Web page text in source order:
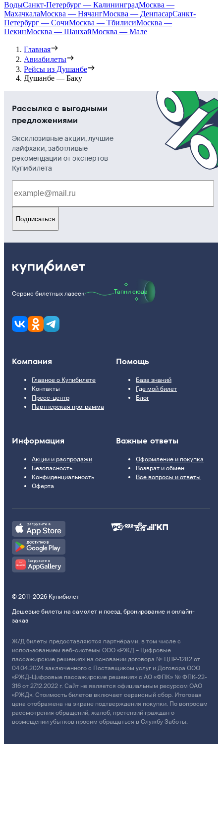
ВодыСанкт-Петербург — КалининградМосква —
МахачкалаМосква — НячангМосква — ДенпасарСанкт-
Петербург — СочиМосква — ТбилисиМосква —
ПекинМосква — ШанхайМосква — Мале
Главная
Авиабилеты
Рейсы из Душанбе
Душанбе — Баку
Рассылка с выгодными
предложениями
Эксклюзивные акции, лучшие
лайфхаки, заботливые
рекомендации от экспертов
Купибилета
Подписаться
Сервис билетных лазеек Тапни сюда
Компания
Главное о Купибилете
Контакты
Пресс-центр
Партнерская программа
Помощь
База знаний
Где мой билет
Блог
Информация
Акции и распродажи
Безопасность
Конфиденциальность
Оферта
Важные ответы
Оформление и покупка
Возврат и обмен
Все вопросы и ответы
© 2011–2026 Купибилет
Дешевые билеты на самолет и поезд, бронирование и онлайн-
заказ
Ж/Д билеты предоставляются партнёрами, в том числе с
использованием веб-системы ООО «РЖД – Цифровые
пассажирские решения» на основании договора № ЦПР-1282 от
04.04.2024 заключенного с Поставщиком услуг и Договора ООО
«РЖД-Цифровые пассажирские решения» с АО «ФПК» № ФПК-22-
316 от 27.12.2022 г. Сайт не является официальным ресурсом ОАО
«РЖД». Стоимость билетов включает сервисный сбор. Итоговая
цена отображена на экране подтверждения покупки. По вопросам
рассмотрения обращений, жалоб, претензий граждан о
возмещении убытков просим обращаться в Службу Заботы.